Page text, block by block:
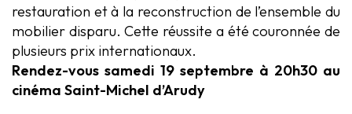
restauration et à la reconstruction de l’ensemble du
mobilier disparu. Cette réussite a été couronnée de
plusieurs prix internationaux.
Rendez-vous samedi 19 septembre à 20h30 au
cinéma Saint-Michel d’Arudy